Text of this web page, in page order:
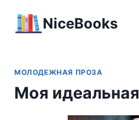
NiceBooks
МОЛОДЕЖНАЯ ПРОЗА
Моя идеальная